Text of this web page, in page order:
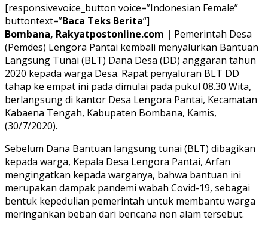
[responsivevoice_button voice=”Indonesian Female”
buttontext=”Baca Teks Berita“]
Bombana, Rakyatpostonline.com | Pemerintah Desa
(Pemdes) Lengora Pantai kembali menyalurkan Bantuan
Langsung Tunai (BLT) Dana Desa (DD) anggaran tahun
2020 kepada warga Desa. Rapat penyaluran BLT DD
tahap ke empat ini pada dimulai pada pukul 08.30 Wita,
berlangsung di kantor Desa Lengora Pantai, Kecamatan
Kabaena Tengah, Kabupaten Bombana, Kamis,
(30/7/2020).
Sebelum Dana Bantuan langsung tunai (BLT) dibagikan
kepada warga, Kepala Desa Lengora Pantai, Arfan
mengingatkan kepada warganya, bahwa bantuan ini
merupakan dampak pandemi wabah Covid-19, sebagai
bentuk kepedulian pemerintah untuk membantu warga
meringankan beban dari bencana non alam tersebut.